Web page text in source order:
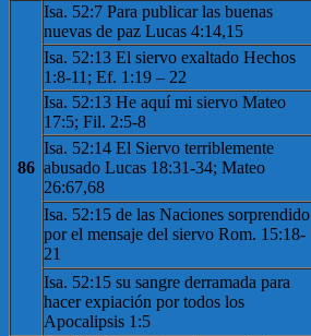
86
Isa. 52:7 Para publicar las buenas
nuevas de paz Lucas 4:14,15
Isa. 52:13 El siervo exaltado Hechos
1:8-11; Ef. 1:19 – 22
Isa. 52:13 He aquí mi siervo Mateo
17:5; Fil. 2:5-8
Isa. 52:14 El Siervo terriblemente
abusado Lucas 18:31-34; Mateo
26:67,68
Isa. 52:15 de las Naciones sorprendido
por el mensaje del siervo Rom. 15:18-
21
Isa. 52:15 su sangre derramada para
hacer expiación por todos los
Apocalipsis 1:5